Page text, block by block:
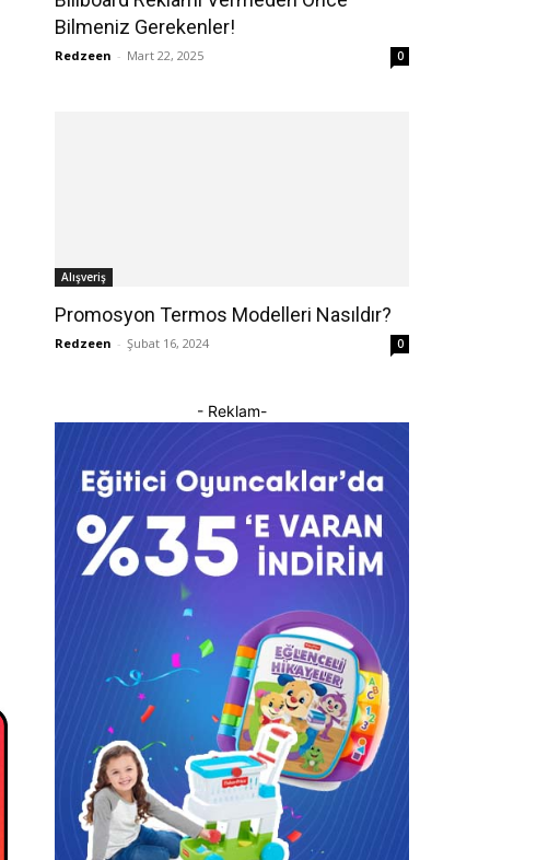
Bilmeniz Gerekenler!
Redzeen - Mart 22, 2025 0
Alışveriş
Promosyon Termos Modelleri Nasıldır?
Redzeen - Şubat 16, 2024 0
- Reklam-